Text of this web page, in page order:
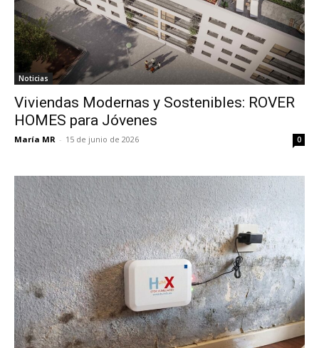
Noticias
Viviendas Modernas y Sostenibles: ROVER
HOMES para Jóvenes
María MR - 15 de junio de 2026 0